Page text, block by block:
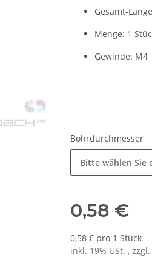
Gesamt-
Menge: 1
Gewinde: M4
Bohrdurchmesser
Bitte wählen Sie
0,58 €
0,58 € pro 1 Stück
inkl. 19% USt. , zzgl.